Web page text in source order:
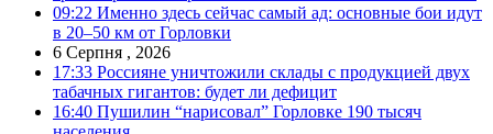
09:22 Именно здесь сейчас самый ад: основные бои идут
в 20–50 км от Горловки
6 Серпня , 2026
17:33 Россияне уничтожили склады с продукцией двух
табачных гигантов: будет ли дефицит
16:40 Пушилин “нарисовал” Горловке 190 тысяч